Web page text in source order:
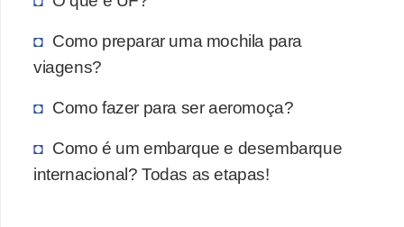
Como preparar uma mochila para
viagens?
Como fazer para ser aeromoça?
Como é um embarque e desembarque
internacional? Todas as etapas!